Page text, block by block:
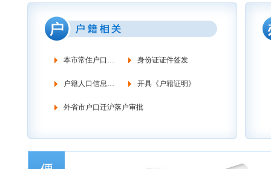
本市常住户口管理 身份证证件签发
户籍人口信息调查 开具《户籍证明》
外省市户口迁沪落户审批